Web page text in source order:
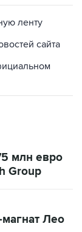
ленту
сайта
млн евро
Group
Лео